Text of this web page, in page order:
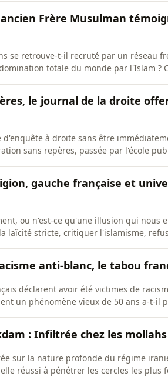
Frère Musulman
se retrouve-t-il recruté par un réseau
totale du monde par l'Islam ?
le journal de la droite
à droite sans être
sans repères, passée par l'école
gauche française et
ou n'est-ce qu'une illusion qui nous
laïcité stricte, critiquer l'islamisme,
anti-blanc, le tabou
déclarent avoir été victimes de
un phénomène vieux de 50 ans a-t-il
: Infiltrée chez les
sur la nature profonde du régime
réussi à pénétrer les cercles les plus